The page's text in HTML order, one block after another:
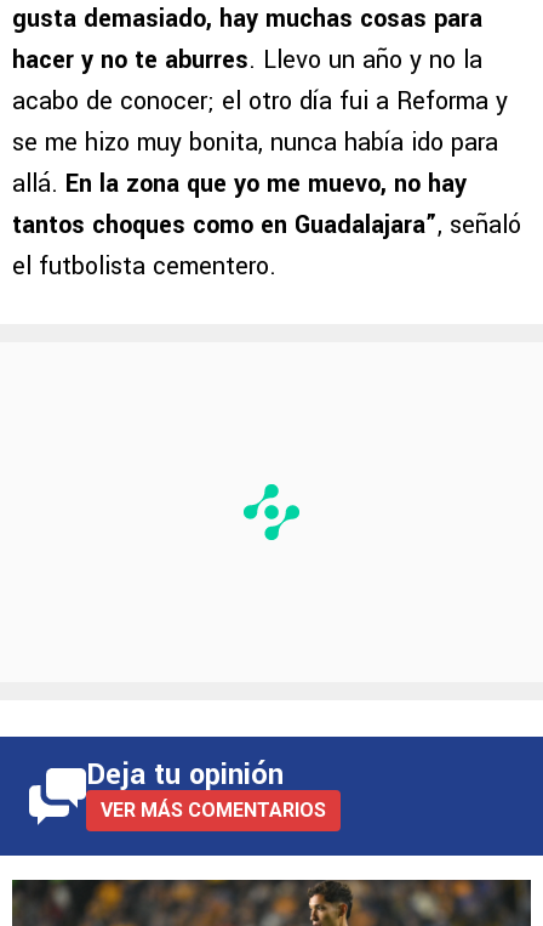
gusta demasiado, hay muchas cosas para
hacer y no te aburres. Llevo un año y no la
acabo de conocer; el otro día fui a Reforma y
se me hizo muy bonita, nunca había ido para
allá. En la zona que yo me muevo, no hay
tantos choques como en Guadalajara”, señaló
el futbolista cementero.
Deja tu opinión
VER MÁS COMENTARIOS